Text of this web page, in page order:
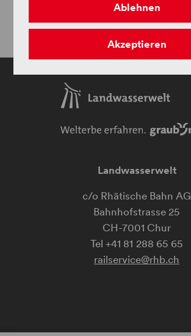
Landwasserwelt
c/o Rhätische Bahn AG
Bahnhofstrasse 25
CH-7001 Chur
railservice@rhb.ch
Ablehnen
Akzeptieren